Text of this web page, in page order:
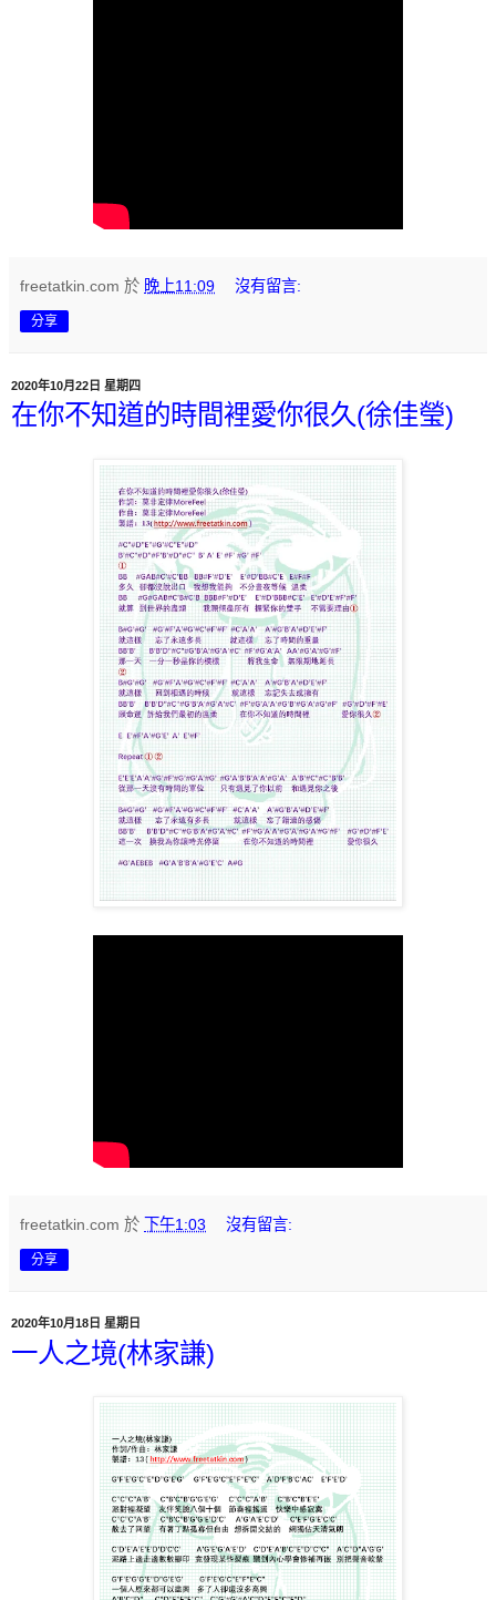
freetatkin.com 於 晚上11:09 沒有留言:
分享
2020年10月22日 星期四
在你不知道的時間裡愛你很久(徐佳瑩)
freetatkin.com 於 下午1:03 沒有留言:
分享
2020年10月18日 星期日
一人之境(林家謙)